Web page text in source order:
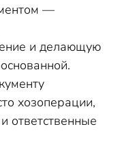
—
и делающую
хозоперации,
ответственные